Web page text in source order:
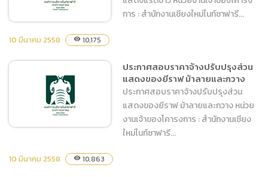
ประกาศสอบราคาจ้างปรับปรุง
ส่วนแสดงแรดขาว
การ : สำนักงานเชียงใหม่ไนท์ซาฟารี...
10 มีนาคม 2558 visibility 10,175
ประกาศสอบราคาจ้างปรับปรุงส่วน
แสดงของยีราฟ ม้าลายและกวาง
ประกาศสอบราคาจ้างปรับปรุงส่วน
แสดงของยีราฟ ม้าลายและกวาง หน่วย
งานเจ้าของโคารงการ : สำนักงานเชียง
ใหม่ไนท์ซาฟารี...
10 มีนาคม 2558 visibility 10,863